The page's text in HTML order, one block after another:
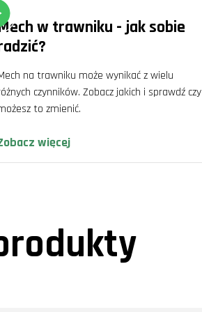
w trawniku - jak sobie
na trawniku może wynikać z wielu
czynników. Zobacz jakich i sprawdź czy
to zmienić.
więcej